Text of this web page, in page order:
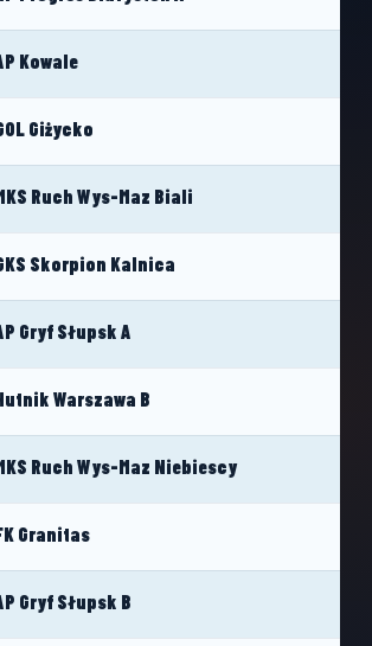
Kowale
Giżycko
Ruch Wys-Maz Biali
Skorpion Kalnica
Gryf Słupsk A
Warszawa B
Ruch Wys-Maz Niebiescy
Granitas
Gryf Słupsk B